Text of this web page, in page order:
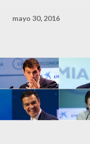
mayo 30, 2016